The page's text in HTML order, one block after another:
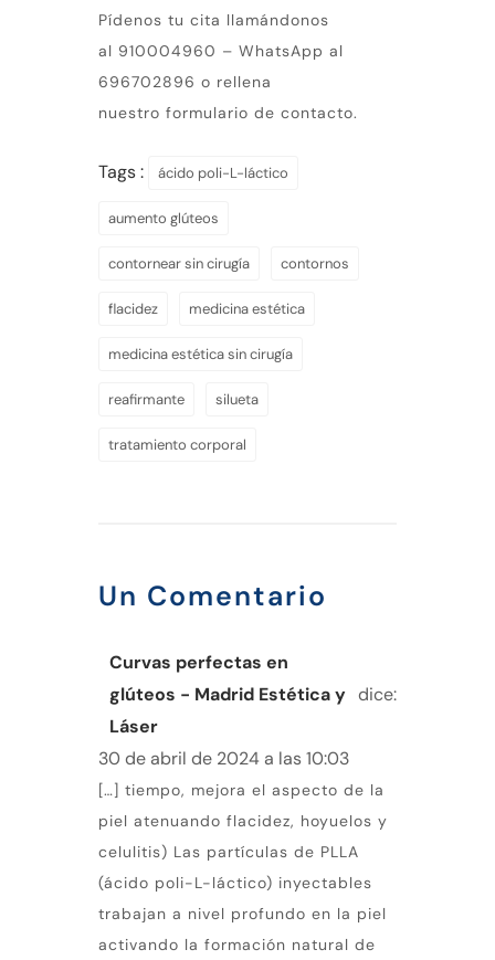
Pídenos tu cita llamándonos
al 910004960 – WhatsApp al
696702896 o rellena
nuestro formulario de contacto.
Tags : ácido poli-L-láctico
aumento glúteos
contornear sin cirugía contornos
flacidez medicina estética
medicina estética sin cirugía
reafirmante silueta
tratamiento corporal
Un Comentario
Curvas perfectas en
glúteos - Madrid Estética y
Láser
dice:
30 de abril de 2024 a las 10:03
[…] tiempo, mejora el aspecto de la
piel atenuando flacidez, hoyuelos y
celulitis) Las partículas de PLLA
(ácido poli-L-láctico) inyectables
trabajan a nivel profundo en la piel
activando la formación natural de